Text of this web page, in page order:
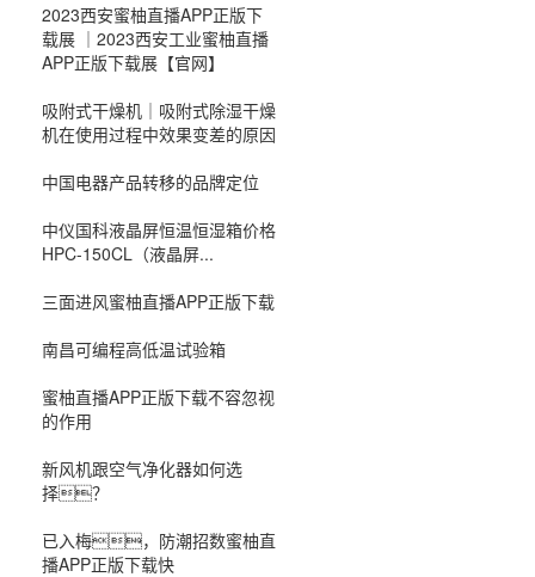
2023西安蜜柚直播APP正版下
载展 ｜2023西安工业蜜柚直播
APP正版下载展【官网】
吸附式干燥机｜吸附式除湿干燥
机在使用过程中效果变差的原因
中国电器产品转移的品牌定位
中仪国科液晶屏恒温恒湿箱价格
HPC-150CL（液晶屏...
三面进风蜜柚直播APP正版下载
南昌可编程高低温试验箱
蜜柚直播APP正版下载不容忽视
的作用
新风机跟空气净化器如何选
择？
已入梅，防潮招数蜜柚直
播APP正版下载快